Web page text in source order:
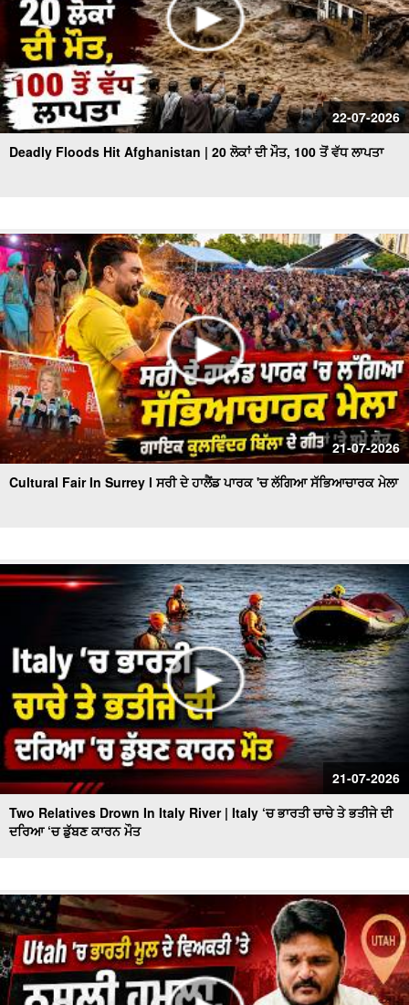
22-07-2026
Deadly Floods Hit Afghanistan | 20 ਲੋਕਾਂ ਦੀ ਮੌਤ, 100 ਤੋਂ ਵੱਧ ਲਾਪਤਾ
21-07-2026
Cultural Fair In Surrey l ਸਰੀ ਦੇ ਹਾਲੈਂਡ ਪਾਰਕ 'ਚ ਲੱਗਿਆ ਸੱਭਿਆਚਾਰਕ ਮੇਲਾ
21-07-2026
Two Relatives Drown In Italy River | Italy ‘ਚ ਭਾਰਤੀ ਚਾਚੇ ਤੇ ਭਤੀਜੇ ਦੀ
ਦਰਿਆ ‘ਚ ਡੁੱਬਣ ਕਾਰਨ ਮੌਤ